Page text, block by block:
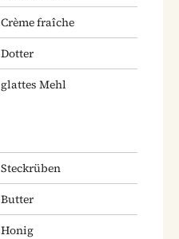
Crème fraîche
Dotter
glattes Mehl
Steckrüben
Butter
Honig